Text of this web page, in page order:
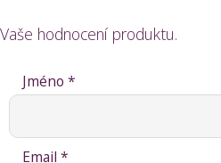
Vaše hodnocení produktu.
Jméno *
Email *